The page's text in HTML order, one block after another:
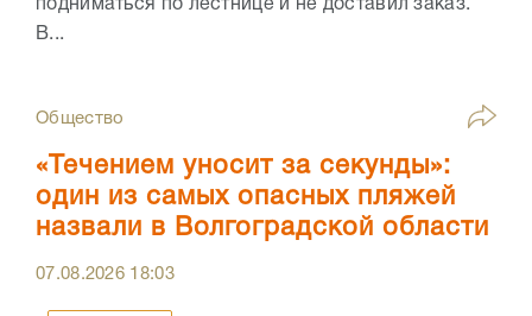
подниматься по лестнице и не доставил заказ.
В...
Общество
«Течением уносит за секунды»:
один из самых опасных пляжей
назвали в Волгоградской области
07.08.2026 18:03